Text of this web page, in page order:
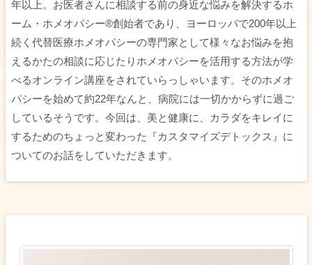
年以上。お医者さんに相談する前の身近な悩みを解決するホ
ーム・ホメオパシー®︎創始者であり、ヨーロッパで200年以上
続く代替医療ホメオパシーの専門家として様々なお悩みを抱
えるかたの相談に応じたりホメオパシーを活用する方法が学
べるオンライン講座をされていらっしゃいます。そのホメオ
パシーを始めて約22年なんと、病院には一切かからずに過ご
しているそうです。今回は、美と健康に、カラダをキレイに
するためのちょっと変わった『カスタマイズデトックス』に
ついてのお話をしていただきます。